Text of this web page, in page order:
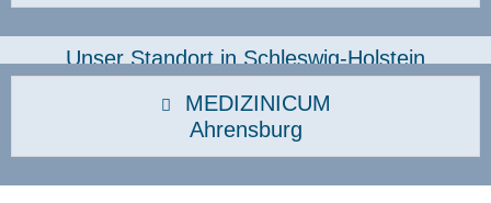
Unser Standort in Schleswig-Holstein
MEDIZINICUM
Ahrensburg